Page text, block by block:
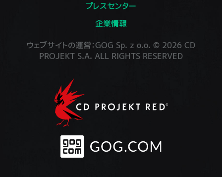
プレスセンター
企業情報
ウェブサイトの運営：GOG Sp. z o.o. © 2026 CD
PROJEKT S.A. ALL RIGHTS RESERVED